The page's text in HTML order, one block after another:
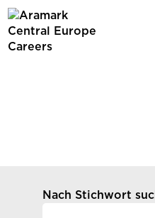
Nach Stichwort